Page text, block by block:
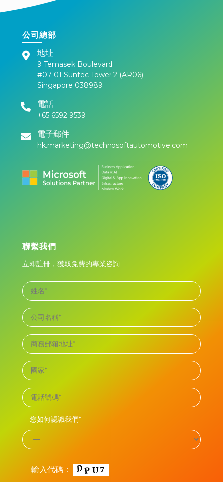
公司總部
地址
9 Temasek Boulevard
#07-01 Suntec Tower 2 (AR06)
Singapore 038989
電話
+65 6592 9539
電子郵件
hk.marketing@technosoftautomotive.com
聯繫我們
立即註冊，獲取免費的專業咨詢
您如何認識我們*
輸入代碼：